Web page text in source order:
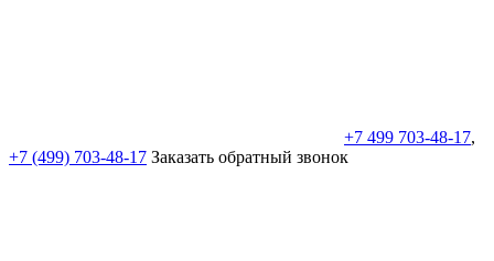
+7 499 703-48-17,
+7 (499) 703-48-17 Заказать обратный звонок